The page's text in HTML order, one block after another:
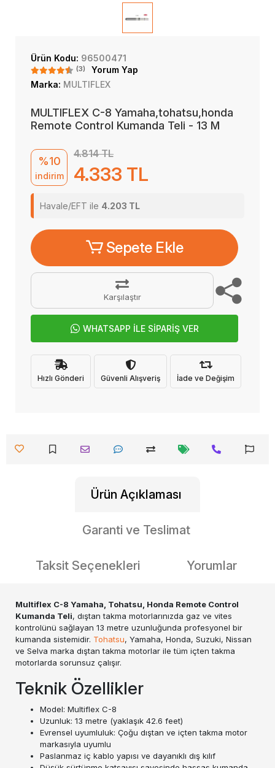
Ürün Kodu: 96500471
(3)
Yorum Yap
Marka: MULTIFLEX
MULTIFLEX C-8 Yamaha,tohatsu,honda
Remote Control Kumanda Teli - 13 M
%10
indirim
4.814 TL
4.333 TL
Havale/EFT ile 4.203 TL
Sepete Ekle
Karşılaştır
WHATSAPP İLE SİPARİŞ VER
Hızlı Gönderi Güvenli Alışveriş İade ve Değişim
Ürün Açıklaması
Garanti ve Teslimat
Taksit Seçenekleri Yorumlar
Multiflex C-8 Yamaha, Tohatsu, Honda Remote Control
Kumanda Teli, dıştan takma motorlarınızda gaz ve vites
kontrolünü sağlayan 13 metre uzunluğunda profesyonel bir
kumanda sistemidir. Tohatsu, Yamaha, Honda, Suzuki, Nissan
ve Selva marka dıştan takma motorlar ile tüm içten takma
motorlarda sorunsuz çalışır.
Teknik Özellikler
Model: Multiflex C-8
Uzunluk: 13 metre (yaklaşık 42.6 feet)
Evrensel uyumluluk: Çoğu dıştan ve içten takma motor
markasıyla uyumlu
Paslanmaz iç kablo yapısı ve dayanıklı dış kılıf